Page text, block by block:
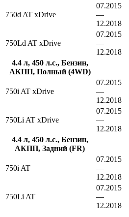
750d AT xDrive
07.2015
—
12.2018
750Ld AT xDrive
07.2015
—
12.2018
4.4 л, 450 л.с., Бензин,
АКПП, Полный (4WD)
750i AT xDrive
07.2015
—
12.2018
750Li AT xDrive
07.2015
—
12.2018
4.4 л, 450 л.с., Бензин,
АКПП, Задний (FR)
750i AT
07.2015
—
12.2018
750Li AT
07.2015
—
12.2018